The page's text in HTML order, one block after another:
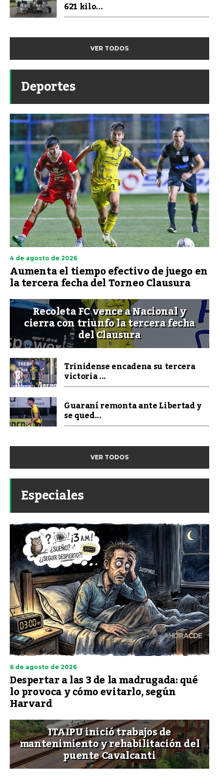
621 kilo...
VER TODOS
Deportes
4 de agosto de 2026
Aumenta el tiempo efectivo de juego en
la tercera fecha del Torneo Clausura
Recoleta FC vence a Nacional y
cierra con triunfo la tercera fecha
del Clausura
Trinidense encadena su tercera
victoria ...
Guaraní remonta ante Libertad y
se qued...
VER TODOS
Especiales
6 de agosto de 2026
Despertar a las 3 de la madrugada: qué
lo provoca y cómo evitarlo, según
Harvard
ITAIPU inició trabajos de
mantenimiento y rehabilitación del
puente Cavalcanti